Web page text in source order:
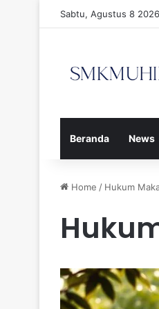
Sabtu, Agustus 8 2026
Beranda News
Home / Hukum